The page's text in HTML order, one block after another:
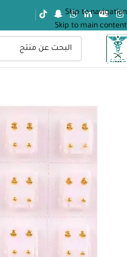
Skip to navigation
Skip to main content